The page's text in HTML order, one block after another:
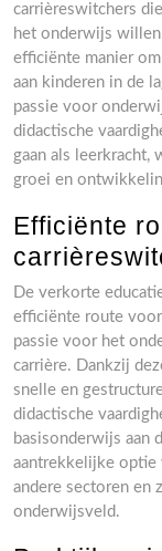
carrièreswitchers
het onderwijs
efficiënte manier
aan kinderen in de
passie voor
didactische
gaan als leerkracht,
groei en
Efficiënte
De verkorte
efficiënte route
passie voor het
carrière. Dankzij
snelle en
didactische
basisonderwijs aan
aantrekkelijke optie
andere sectoren en
onderwijsveld.